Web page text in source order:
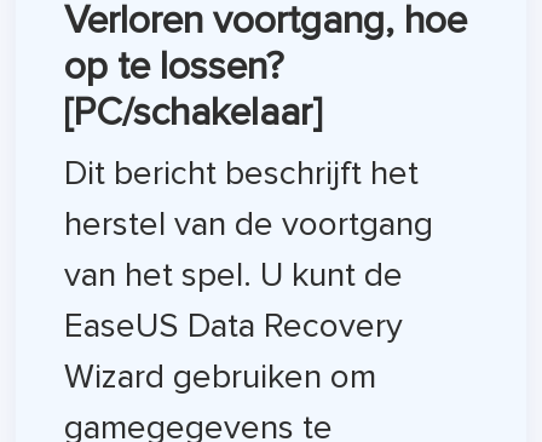
Verloren voortgang, hoe
op te lossen?
[PC/schakelaar]
Dit bericht beschrijft het
herstel van de voortgang
van het spel. U kunt de
EaseUS Data Recovery
Wizard gebruiken om
gamegegevens te